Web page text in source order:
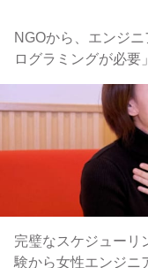
NGOから、エンジ
ログラミングが必要」
完璧なスケジューリ
験から女性エンジニ